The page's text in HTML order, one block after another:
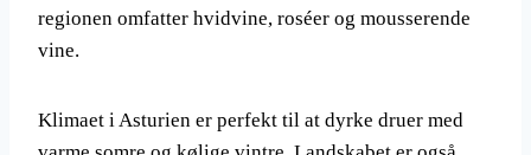
regionen omfatter hvidvine, roséer og mousserende
vine.
Klimaet i Asturien er perfekt til at dyrke druer med